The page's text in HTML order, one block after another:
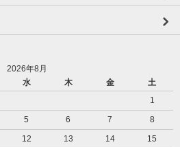
2026年8月
水 木 金
土
1
5 6 7
8
12 13 14
15